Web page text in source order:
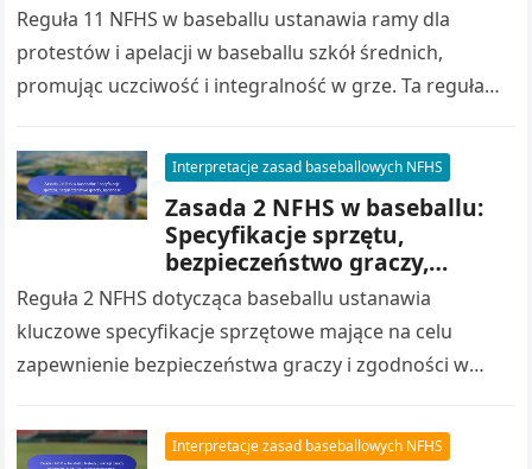
Reguła 11 NFHS w baseballu ustanawia ramy dla
protestów i apelacji w baseballu szkół średnich,
promując uczciwość i integralność w grze. Ta reguła
Interpretacje zasad baseballowych NFHS
Zasada 2 NFHS w baseballu:
Specyfikacje sprzętu,
bezpieczeństwo graczy,
zgodność
Reguła 2 NFHS dotycząca baseballu ustanawia
kluczowe specyfikacje sprzętowe mające na celu
zapewnienie bezpieczeństwa graczy i zgodności w
akceptowalnych materiałów, standardów budowy…
Interpretacje zasad baseballowych NFHS